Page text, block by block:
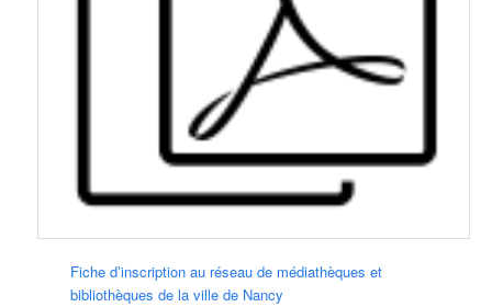
Fiche d’inscription au réseau de médiathèques et
bibliothèques de la ville de Nancy